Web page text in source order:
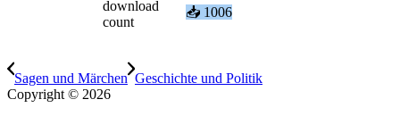
download
count
📥 1006
Sagen und Märchen Geschichte und Politik
Copyright © 2026